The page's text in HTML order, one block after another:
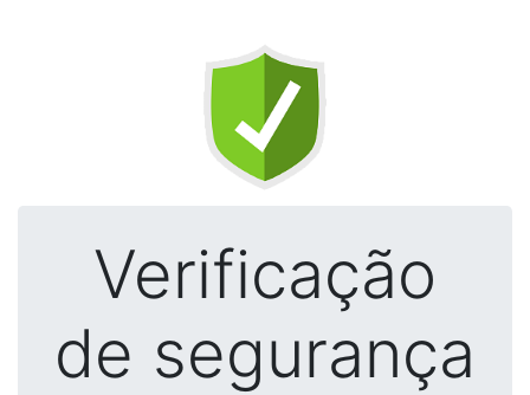
Verificação
de segurança